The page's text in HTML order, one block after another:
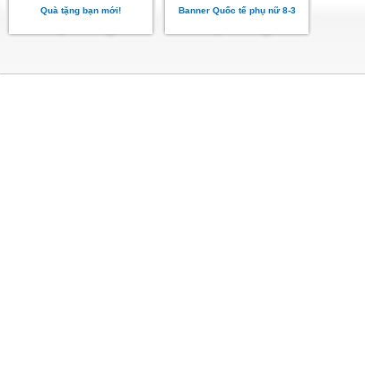
Quà tặng bạn mới! Banner Quốc tế phụ nữ 8-3